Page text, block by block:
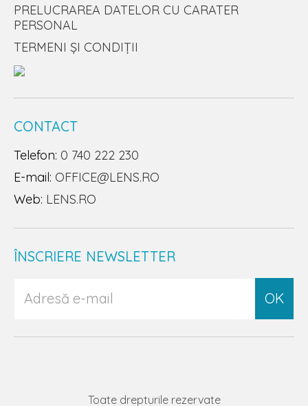
PRELUCRAREA DATELOR CU CARATER
PERSONAL
TERMENI ȘI CONDIȚII
CONTACT
Telefon: 0 740 222 230
E-mail: OFFICE@LENS.RO
Web: LENS.RO
ÎNSCRIERE NEWSLETTER
OK
Toate drepturile rezervate